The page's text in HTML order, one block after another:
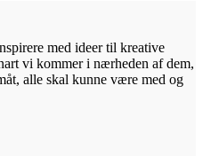
med ideer til kreative
vi kommer i nærheden af dem,
alle skal kunne være med og